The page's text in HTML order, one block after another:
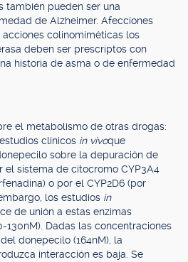
también pueden ser una
de Alzheimer. Afecciones
colinomiméticas los
deben ser prescriptos con
historia de asma o de enfermedad
el metabolismo de otras drogas:
clínicos in vivoque
sobre la depuración de
sistema de citocromo CYP3A4
o por el CYP2D6 (por
los estudios in
de unión a estas enzimas
130nM). Dadas las concentraciones
donepecilo (164nM), la
interacción es baja. Se